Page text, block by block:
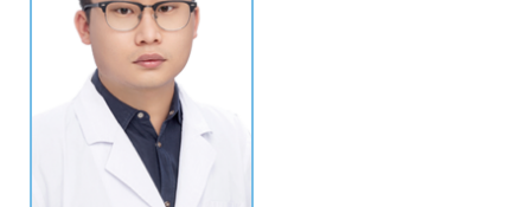
宫颈疾病的诊断和治疗已达国内领先水平。
专家介绍：本科室专家 王晶 隋丽华 于丽波 程丽 韩毅